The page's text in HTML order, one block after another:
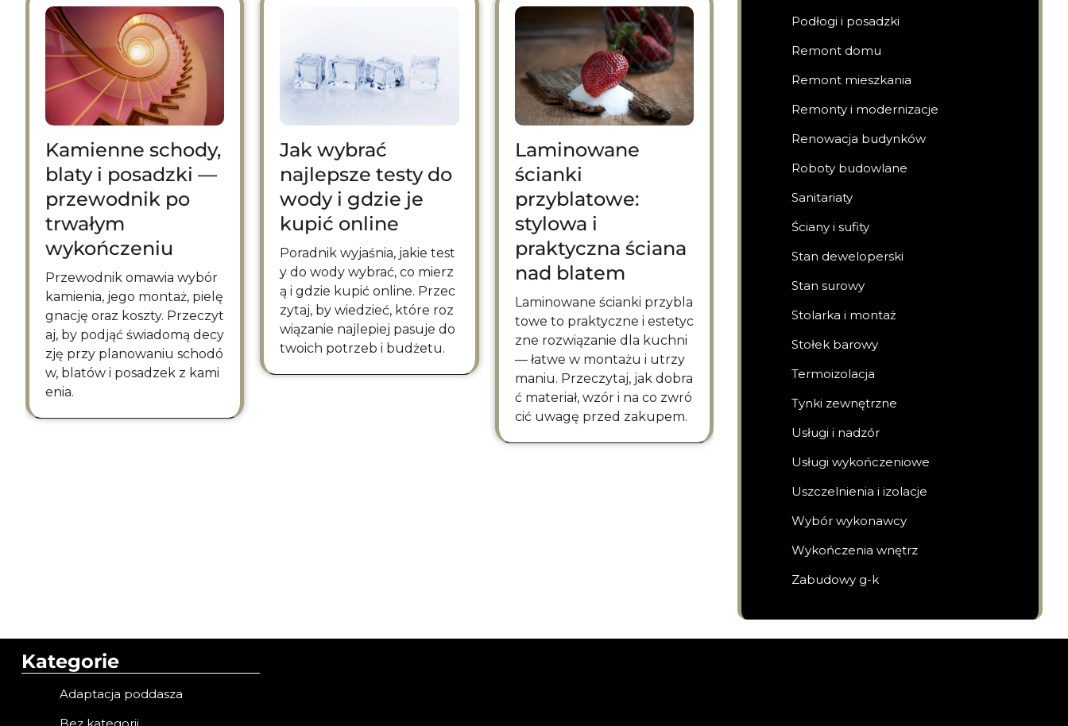
Kamienne schody,
blaty i posadzki —
przewodnik po
trwałym
wykończeniu
Przewodnik omawia wybór
kamienia, jego montaż, pielę
gnację oraz koszty. Przeczyt
aj, by podjąć świadomą decy
zję przy planowaniu schodó
w, blatów i posadzek z kami
enia.
Jak wybrać
najlepsze testy do
wody i gdzie je
kupić online
Poradnik wyjaśnia, jakie test
y do wody wybrać, co mierz
ą i gdzie kupić online. Przec
zytaj, by wiedzieć, które roz
wiązanie najlepiej pasuje do
twoich potrzeb i budżetu.
Laminowane
ścianki
przyblatowe:
stylowa i
praktyczna ściana
nad blatem
Laminowane ścianki przybla
towe to praktyczne i estetyc
zne rozwiązanie dla kuchni
— łatwe w montażu i utrzy
maniu. Przeczytaj, jak dobra
ć materiał, wzór i na co zwró
cić uwagę przed zakupem.
Podłogi i posadzki
Remont domu
Remont mieszkania
Remonty i modernizacje
Renowacja budynków
Roboty budowlane
Sanitariaty
Ściany i sufity
Stan deweloperski
Stan surowy
Stolarka i montaż
Stołek barowy
Termoizolacja
Tynki zewnętrzne
Usługi i nadzór
Usługi wykończeniowe
Uszczelnienia i izolacje
Wybór wykonawcy
Wykończenia wnętrz
Zabudowy g-k
Kategorie
Adaptacja poddasza